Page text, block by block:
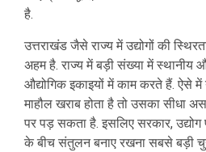
है.
उत्तराखंड जैसे राज्य में उद्योगों की
अहम है. राज्य में बड़ी संख्या में स्थानीय
औद्योगिक इकाइयों में काम करते हैं. ऐसे में
माहौल खराब होता है तो उसका सीधा
पर पड़ सकता है. इसलिए सरकार,
के बीच संतुलन बनाए रखना सबसे बड़ी